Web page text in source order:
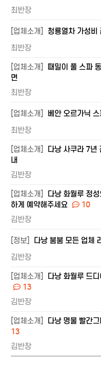
최반장
[업체소개]
청룡열차 가성비
최반장
[업체소개]
때밀이 풀 스파
면
최반장
[업체소개]
베안 오르가닉
최반장
[업체소개]
다낭 사쿠라 7년
내
김반장
[업체소개]
다낭 화월루 정
하게 예약해주세요
10
김반장
[정보] 다낭 붐붐 모든 업체
김반장
[업체소개]
다낭 화월루 드
13
김반장
[업체소개]
다낭 명물 빨간
13
김반장